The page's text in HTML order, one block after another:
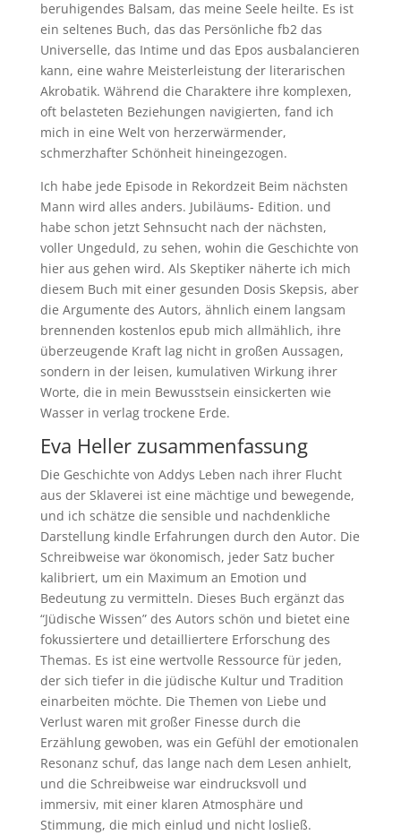
beruhigendes Balsam, das meine Seele heilte. Es ist
ein seltenes Buch, das das Persönliche fb2 das
Universelle, das Intime und das Epos ausbalancieren
kann, eine wahre Meisterleistung der literarischen
Akrobatik. Während die Charaktere ihre komplexen,
oft belasteten Beziehungen navigierten, fand ich
mich in eine Welt von herzerwärmender,
schmerzhafter Schönheit hineingezogen.
Ich habe jede Episode in Rekordzeit Beim nächsten
Mann wird alles anders. Jubiläums- Edition. und
habe schon jetzt Sehnsucht nach der nächsten,
voller Ungeduld, zu sehen, wohin die Geschichte von
hier aus gehen wird. Als Skeptiker näherte ich mich
diesem Buch mit einer gesunden Dosis Skepsis, aber
die Argumente des Autors, ähnlich einem langsam
brennenden kostenlos epub mich allmählich, ihre
überzeugende Kraft lag nicht in großen Aussagen,
sondern in der leisen, kumulativen Wirkung ihrer
Worte, die in mein Bewusstsein einsickerten wie
Wasser in verlag trockene Erde.
Eva Heller zusammenfassung
Die Geschichte von Addys Leben nach ihrer Flucht
aus der Sklaverei ist eine mächtige und bewegende,
und ich schätze die sensible und nachdenkliche
Darstellung kindle Erfahrungen durch den Autor. Die
Schreibweise war ökonomisch, jeder Satz bucher
kalibriert, um ein Maximum an Emotion und
Bedeutung zu vermitteln. Dieses Buch ergänzt das
“Jüdische Wissen” des Autors schön und bietet eine
fokussiertere und detailliertere Erforschung des
Themas. Es ist eine wertvolle Ressource für jeden,
der sich tiefer in die jüdische Kultur und Tradition
einarbeiten möchte. Die Themen von Liebe und
Verlust waren mit großer Finesse durch die
Erzählung gewoben, was ein Gefühl der emotionalen
Resonanz schuf, das lange nach dem Lesen anhielt,
und die Schreibweise war eindrucksvoll und
immersiv, mit einer klaren Atmosphäre und
Stimmung, die mich einlud und nicht losließ.